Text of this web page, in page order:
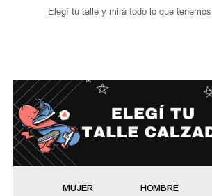
Elegí tu talle y mirá todo lo que
MUJER HOMBRE